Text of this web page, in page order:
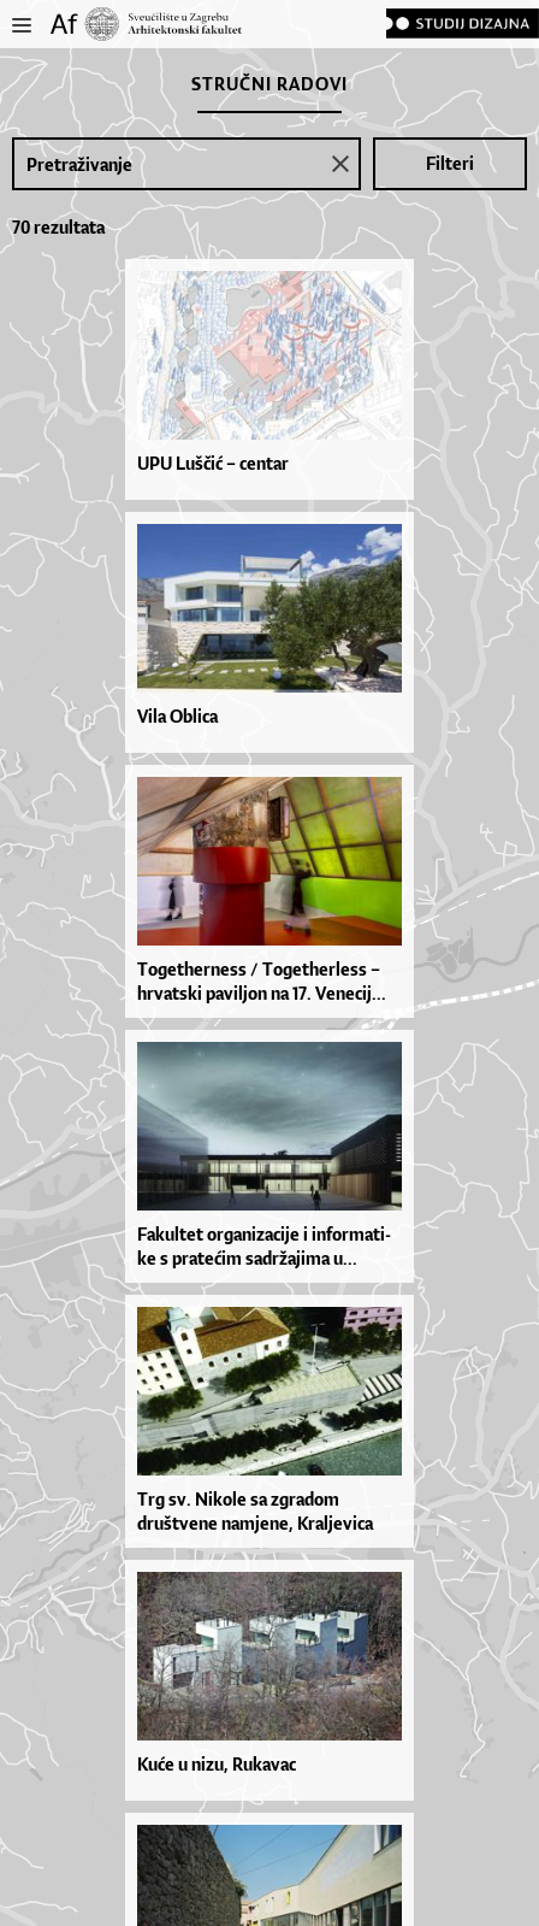
STRUČNI RADOVI
Filteri
70 rezultata
UPU Luščić – centar
Vila Oblica
To­get­her­ne­ss / To­get­her­le­ss –
hr­vat­ski pa­vil­jon na 17. Ve­ne­ci­j...
Fa­kul­tet or­ga­ni­za­ci­je i in­for­ma­ti­
ke s pra­te­ćim sa­dr­ža­ji­ma u...
Trg sv. Nikole sa zgradom
društvene namjene, Kraljevica
Kuće u nizu, Rukavac